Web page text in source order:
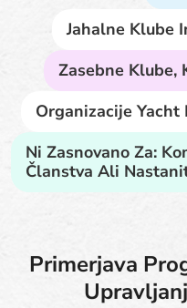
Jahalne Klube
Zasebne Klube,
Organizacije Yacht
Ni Zasnovano Za:
Članstva Ali
Primerjava